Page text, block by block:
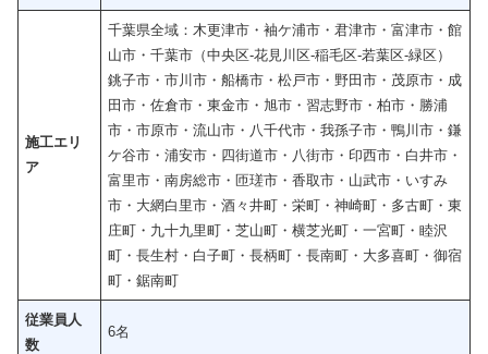
施工エリ
ア
千葉県全域：木更津市・袖ケ浦市・君津市・富津市・館
山市・千葉市（中央区-花見川区-稲毛区-若葉区-緑区）
銚子市・市川市・船橋市・松戸市・野田市・茂原市・成
田市・佐倉市・東金市・旭市・習志野市・柏市・勝浦
市・市原市・流山市・八千代市・我孫子市・鴨川市・鎌
ケ谷市・浦安市・四街道市・八街市・印西市・白井市・
富里市・南房総市・匝瑳市・香取市・山武市・いすみ
市・大網白里市・酒々井町・栄町・神崎町・多古町・東
庄町・九十九里町・芝山町・横芝光町・一宮町・睦沢
町・長生村・白子町・長柄町・長南町・大多喜町・御宿
町・鋸南町
従業員人
数
6名